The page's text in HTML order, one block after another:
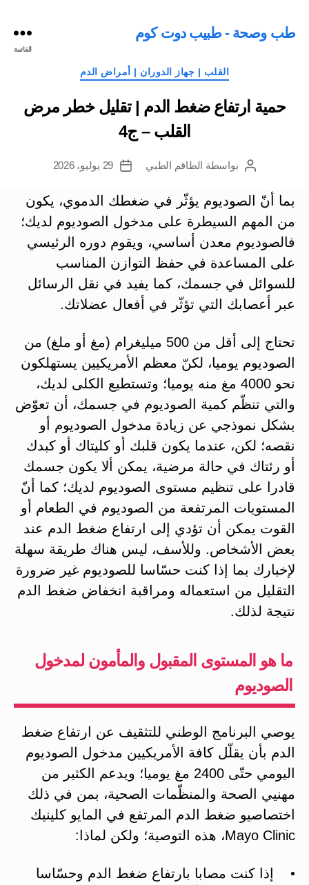
طب وصحة - طبيب دوت كوم
القائمة
التصنيفات
القلب | جهاز الدوران | أمراض الدم
حمية ارتفاع ضغط الدم | تقليل خطر مرض
القلب – ج4
كاتببواسطة الطاقم الطبي
تاريخ
29 يوليو، 2026
بما أنّ الصوديوم يؤثّر في ضغطك الدموي، يكون
من المهم السيطرة على مدخول الصوديوم لديك؛
فالصوديوم معدن أساسي، ويقوم دوره الرئيسي
على المساعدة في حفظ التوازن المناسب
للسوائل في جسمك، كما يفيد في نقل الرسائل
عبر أعصابك التي تؤثّر في أفعال عضلاتك.
تحتاج إلى أقل من 500 ميليغرام (مغ أو ملغ) من
الصوديوم يوميا، لكنّ معظم الأمريكيين يستهلكون
نحو 4000 مغ منه يوميا؛ وتستطيع الكلى لديك،
والتي تنظّم كمية الصوديوم في جسمك، أن تعوّض
بشكل نموذجي عن زيادة مدخول الصوديوم أو
نقصه؛ لكن، عندما يكون قلبك أو كليتاك أو كبدك
أو رئتاك في حالة مرضية، يمكن ألا يكون جسمك
قادرا على تنظيم مستوى الصوديوم لديك؛ كما أنّ
المستويات المرتفعة من الصوديوم في الطعام أو
القوت يمكن أن تؤدي إلى ارتفاع ضغط الدم عند
بعض الأشخاص. وللأسف، ليس هناك طريقة سهلة
لإخبارك بما إذا كنت حسّاسا للصوديوم غير ضرورة
التقليل من استعماله ومراقبة انخفاض ضغط الدم
نتيجة لذلك.
ما هو المستوى المقبول والمأمون لمدخول
الصوديوم
يوصي البرنامج الوطني للتثقيف عن ارتفاع ضغط
الدم بأن يقلّل كافة الأمريكيين مدخول الصوديوم
اليومي حتّى 2400 مغ يوميا؛ ويدعم الكثير من
مهنيي الصحة والمنظّمات الصحية، بمن في ذلك
اختصاصيو ضغط الدم المرتفع في المايو كلينيك
Mayo Clinic، هذه التوصية؛ ولكن لماذا:
• إذا كنت مصابا بارتفاع ضغط الدم وحسّاسا